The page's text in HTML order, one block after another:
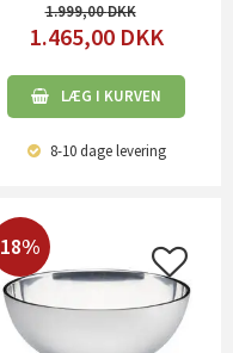
1.999,00
1.465,00 DKK
LÆG I KURVEN
8-10 dagelevering
18%